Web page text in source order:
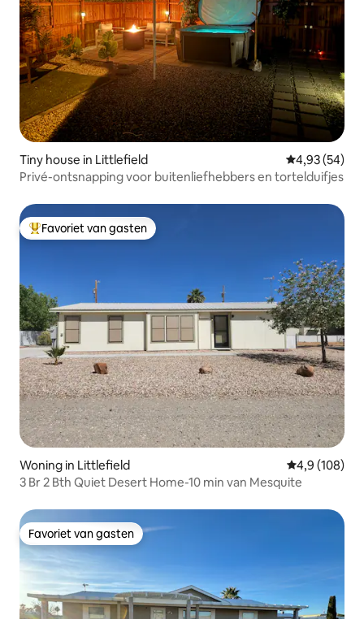
Tiny house in Littlefield Gemiddelde
4,93 (54)
Privé-ontsnapping voor buitenliefhebbers en tortelduifjes
Topfavoriet van gasten
Favoriet van gasten
Woning in Littlefield Gemiddelde
4,9 (108)
3 Br 2 Bth Quiet Desert Home-10 min van Mesquite
Favoriet van gasten
Favoriet van gasten